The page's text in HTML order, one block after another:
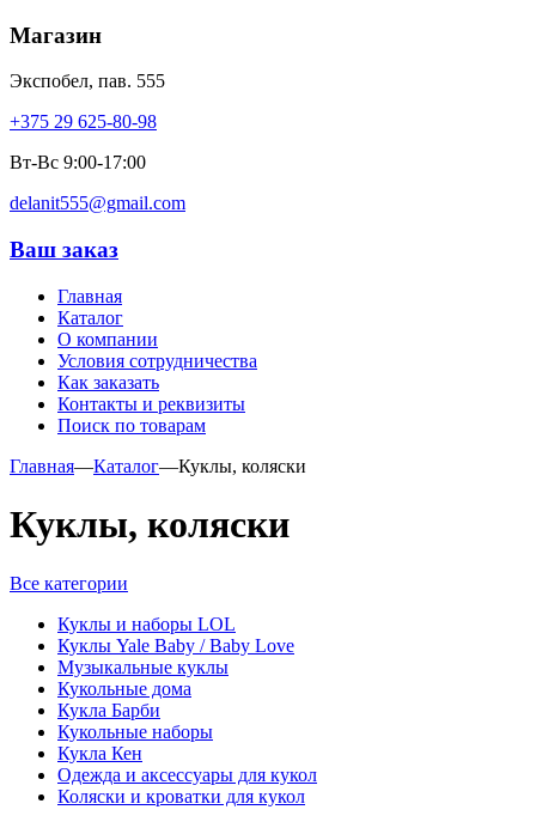
Магазин
Экспобел, пав. 555
+375 29 625-80-98
Вт-Вс 9:00-17:00
delanit555@gmail.com
Ваш заказ
Главная
Каталог
О компании
Условия сотрудничества
Как заказать
Контакты и реквизиты
Поиск по товарам
Главная—Каталог—Куклы, коляски
Куклы, коляски
Все категории
Куклы и наборы LOL
Куклы Yale Baby / Baby Love
Музыкальные куклы
Кукольные дома
Кукла Барби
Кукольные наборы
Кукла Кен
Одежда и аксессуары для кукол
Коляски и кроватки для кукол